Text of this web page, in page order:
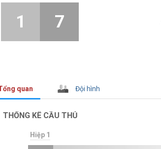
1 7
quan Đội hình
THỐNG KÊ CẦU THỦ
Hiệp 1